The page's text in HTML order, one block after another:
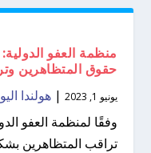
منظمة العفو
حقوق المتظاهرين
يونيو 1, 2023 |هولندا
وفقًا لمنظمة العفو
تراقب المتظاهرين